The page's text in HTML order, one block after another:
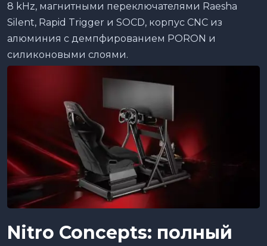
8 kHz, магнитными переключателями Raesha
Silent, Rapid Trigger и SOCD, корпус CNC из
алюминия с демпфированием PORON и
силиконовыми слоями.
Nitro Concepts: полный